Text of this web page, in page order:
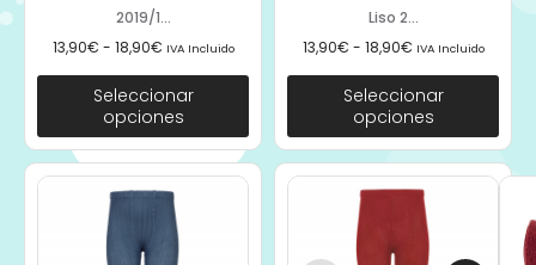
2019/1...
13,90€ - 18,90€ IVA Incluido
Seleccionar
opciones
Liso 2...
13,90€ - 18,90€ IVA Incluido
Seleccionar
opciones